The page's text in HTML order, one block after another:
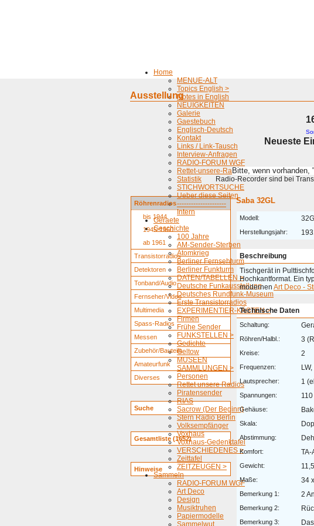
Home
MENUE-ALT
Topics English >
Notes in English
NEUIGKEITEN
Galerie
Gaestebuch
Englisch-Deutsch
Kontakt
Links / Link-Tausch
Interview-Anfragen
RADIO-FORUM WGF
Rettet-unsere-Radios
Statistik
STICHWORTSUCHE
Ueber diese Seiten
---------------------
Intern
Geraete
Geschichte
100 Jahre
AM-Sender-Sterben
Atomkrieg
Berliner Fernsehturm
Berliner Funkturm
DATEN/TABELLEN >
Deutsche Funkausstellung
Deutsches Rundfunk-Museum
Erste Transistorradios
EXPERIMENTIER-KÄSTEN >
Firmen
Frühe Sender
FUNKSTELLEN >
Gedichte
Geltow
MUSEEN
SAMMLUNGEN >
Personen
Rettet unsere Radios
Piratensender
RIAS
Sacrow (Der Beginn)
Stern Radio Berlin
Volksempfänger
Voxhaus
Voxhaus-Gedenktafel
VERSCHIEDENES >
Zeittafel
ZEITZEUGEN >
Sammeln
RADIO-FORUM WGF
Art Deco
Design
Musiktruhen
Papiermodelle
Sammelwut
Ausstellung
Neueste
Bitte, wenn vorhanden, "
Radio-Recorder sind bei
Röhrenradios
bis 1944
1945-1960
ab 1961
Transistorradios
Detektoren
Tonband/Audio
Fernseher/Video
Multimedia
Spass-Radios
Messen
Zubehör/Bauteile
Amateurfunk
Diverses
Suche
Gesamtliste (1652)
Hinweise
Saba 32GL
Modell:
Herstellungsjahr:
Beschreibung
Tischgerät in
Hochkantformat. Ein
modernen Art Deco - Stil
Technische Daten
Schaltung:
Röhren/Halbl.: 3
Kreise: 2
Frequenzen:
Lautsprecher: 1
Spannungen:
Gehäuse:
Skala:
Abstimmung:
Komfort: TA-
Gewicht:
Maße: 34
Bemerkung 1: 2
Bemerkung 2:
Bemerkung 3: